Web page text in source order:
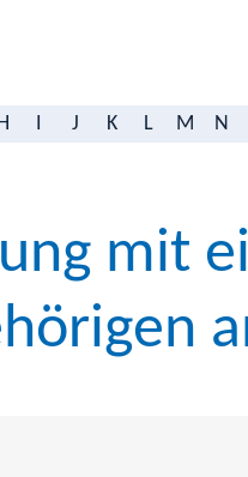
H J K L M N
mit